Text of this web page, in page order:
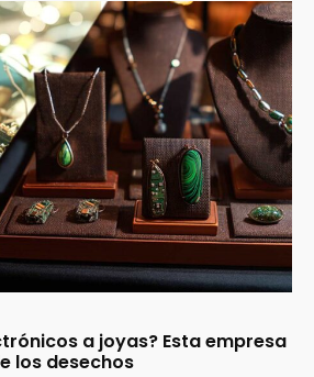
a joyas? Esta empresa
los desechos